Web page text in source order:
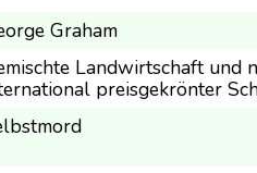
Graham
Landwirtschaft und
preisgekrönter